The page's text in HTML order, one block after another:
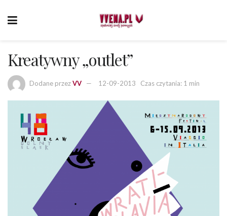
Kreatywny „outlet”
Dodane przezVV 12-09-2013 Czas czytania: 1 min